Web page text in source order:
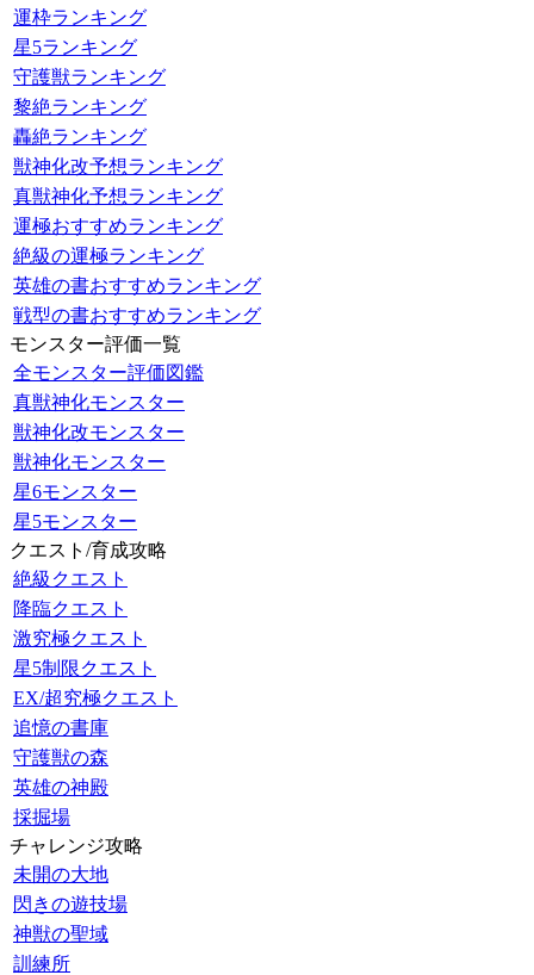
運枠ランキング
星5ランキング
守護獣ランキング
黎絶ランキング
轟絶ランキング
獣神化改予想ランキング
真獣神化予想ランキング
運極おすすめランキング
絶級の運極ランキング
英雄の書おすすめランキング
戦型の書おすすめランキング
モンスター評価一覧
全モンスター評価図鑑
真獣神化モンスター
獣神化改モンスター
獣神化モンスター
星6モンスター
星5モンスター
クエスト/育成攻略
絶級クエスト
降臨クエスト
激究極クエスト
星5制限クエスト
EX/超究極クエスト
追憶の書庫
守護獣の森
英雄の神殿
採掘場
チャレンジ攻略
未開の大地
閃きの遊技場
神獣の聖域
訓練所